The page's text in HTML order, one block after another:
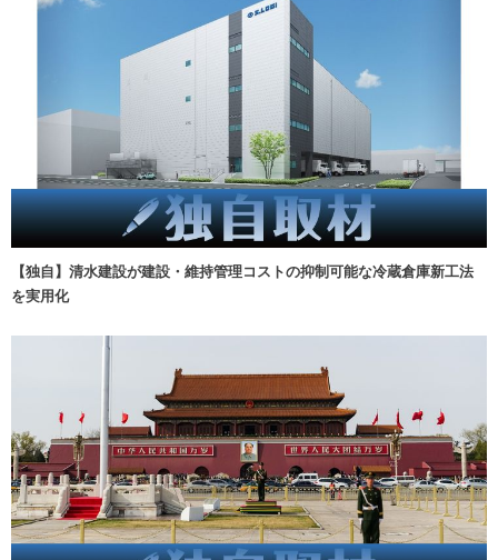
【独自】清水建設が建設・維持管理コストの抑制可能な冷蔵倉庫新工法
を実用化